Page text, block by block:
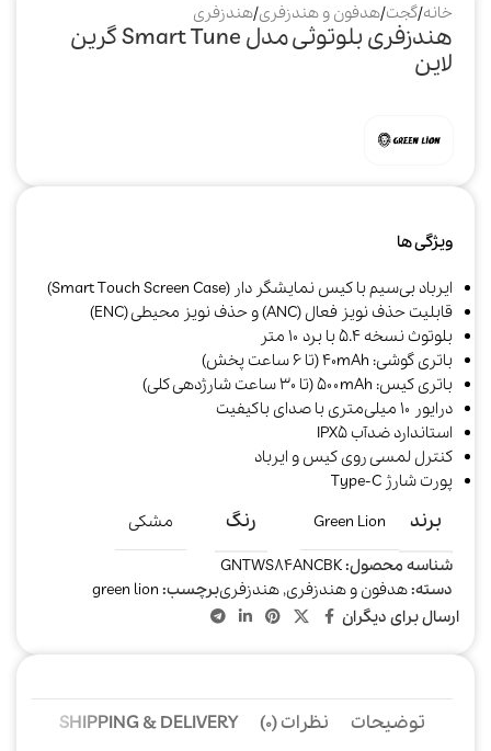
خانه/گجت/هدفون و هندزفری/هندزفری
هندزفری بلوتوثی مدل Smart Tune گرین
لاین
ویژگی ها
ایرباد بی‌سیم با کیس نمایشگر دار (Smart Touch Screen Case)
قابلیت حذف نویز فعال (ANC) و حذف نویز محیطی (ENC)
بلوتوث نسخه ۵.۴ با برد ۱۰ متر
باتری گوشی: ۴۰mAh (تا ۶ ساعت پخش)
باتری کیس: ۵۰۰mAh (تا ۳۰ ساعت شارژدهی کلی)
درایور ۱۰ میلی‌متری با صدای باکیفیت
استاندارد ضدآب IPX5
کنترل لمسی روی کیس و ایرباد
پورت شارژ Type-C
برند Green Lion رنگ
مشکی
شناسه محصول:GNTWS84ANCBK
دسته:هدفون و هندزفری, هندزفریبرچسب: green lion
ارسال برای دیگران
توضیحات نظرات (0) SHIPPING & DELIVERY